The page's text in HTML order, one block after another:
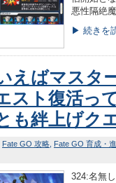
悪性隔絶
▶ 続きを
えばマスタ
スト復活っ
も絆上げク
Fate GO 攻略 Fate GO 育成・
324:名無